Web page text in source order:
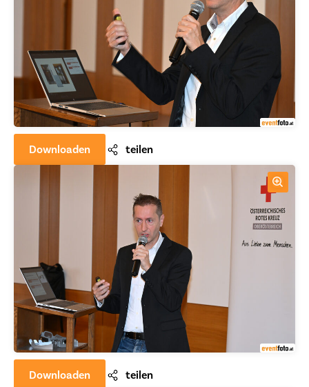
Downloaden teilen
Downloaden teilen